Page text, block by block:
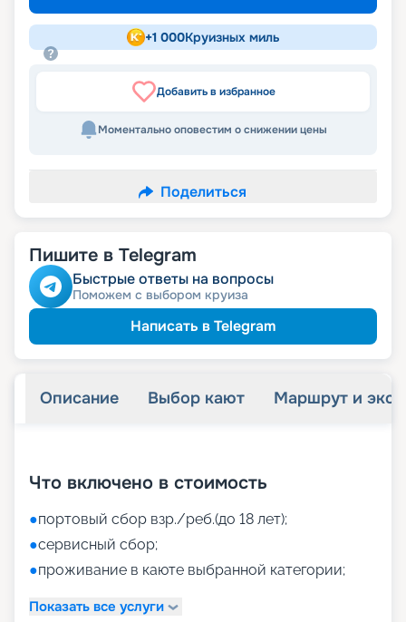
+1 000Круизных миль
Добавить в избранное
Моментально оповестим о снижении цены
Поделиться
Пишите в Telegram
Быстрые ответы на вопросы
Поможем с выбором круиза
Написать в Telegram
Описание Выбор кают Маршрут и
Что включено в стоимость
●портовый сбор взр./реб.(до 18 лет);
●сервисный сбор;
●проживание в каюте выбранной категории;
Показать все услуги